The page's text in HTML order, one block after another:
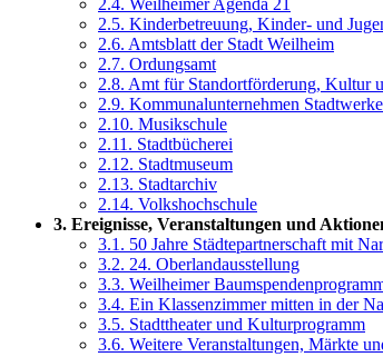
2.4. Weilheimer Agenda 21
2.5. Kinderbetreuung, Kinder- und
2.6. Amtsblatt der Stadt Weilheim
2.7. Ordungsamt
2.8. Amt für Standortförderung, Kultur
2.9. Kommunalunternehmen
2.10. Musikschule
2.11. Stadtbücherei
2.12. Stadtmuseum
2.13. Stadtarchiv
2.14. Volkshochschule
3. Ereignisse, Veranstaltungen und
3.1. 50 Jahre Städtepartnerschaft mit
3.2. 24. Oberlandausstellung
3.3. Weilheimer
3.4. Ein Klassenzimmer mitten in der
3.5. Stadttheater und Kulturprogramm
3.6. Weitere Veranstaltungen, Märkte